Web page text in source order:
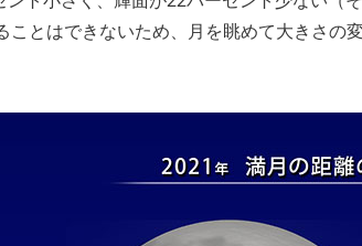
とはできないため、月を眺めて大きさの